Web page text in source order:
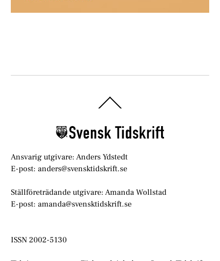
To
Ansvarig utgivare: Anders Ydstedt
E-post: anders@svensktidskrift.se
Ställföreträdande utgivare: Amanda Wollstad
E-post: amanda@svensktidskrift.se
ISSN 2002-5130